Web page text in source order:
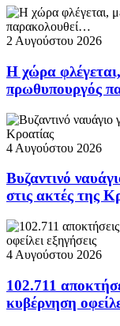
2 Αυγούστου 2026
Η χώρα
πρωθυπουργός
4 Αυγούστου 2026
Βυζαντινό
στις ακτές της
4 Αυγούστου 2026
102.711
κυβέρνηση